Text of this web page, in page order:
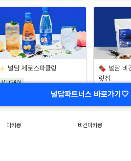
널담 제로스파클링
VEGAN
널담 비
릿칩
VEGAN
마카롱 비건마카롱
널담파트너스 바로가기🤍